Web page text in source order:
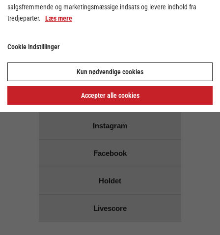
dato
Bjerringbro FH
Hjemmeside
Billetsalg
Instagram
Facebook
Holdet
Livescore
salgsfremmende og marketingsmæssige indsats og levere indhold fra
tredjeparter. Læs mere
Cookie indstillinger
Kun nødvendige cookies
Accepter alle cookies